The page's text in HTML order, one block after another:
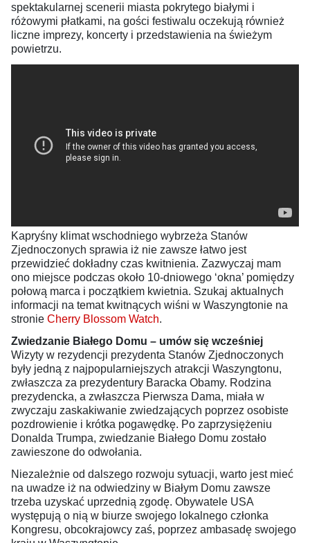
spektakularnej scenerii miasta pokrytego białymi i
różowymi płatkami, na gości festiwalu oczekują również
liczne imprezy, koncerty i przedstawienia na świeżym
powietrzu.
Kapryśny klimat wschodniego wybrzeża Stanów
Zjednoczonych sprawia iż nie zawsze łatwo jest
przewidzieć dokładny czas kwitnienia. Zazwyczaj mam
ono miejsce podczas około 10-dniowego ‘okna’ pomiędzy
połową marca i początkiem kwietnia. Szukaj aktualnych
informacji na temat kwitnących wiśni w Waszyngtonie na
stronie Cherry Blossom Watch.
Zwiedzanie Białego Domu – umów się wcześniej
Wizyty w rezydencji prezydenta Stanów Zjednoczonych
były jedną z najpopularniejszych atrakcji Waszyngtonu,
zwłaszcza za prezydentury Baracka Obamy. Rodzina
prezydencka, a zwłaszcza Pierwsza Dama, miała w
zwyczaju zaskakiwanie zwiedzających poprzez osobiste
pozdrowienie i krótka pogawędkę. Po zaprzysiężeniu
Donalda Trumpa, zwiedzanie Białego Domu zostało
zawieszone do odwołania.
Niezależnie od dalszego rozwoju sytuacji, warto jest mieć
na uwadze iż na odwiedziny w Białym Domu zawsze
trzeba uzyskać uprzednią zgodę. Obywatele USA
występują o nią w biurze swojego lokalnego członka
Kongresu, obcokrajowcy zaś, poprzez ambasadę swojego